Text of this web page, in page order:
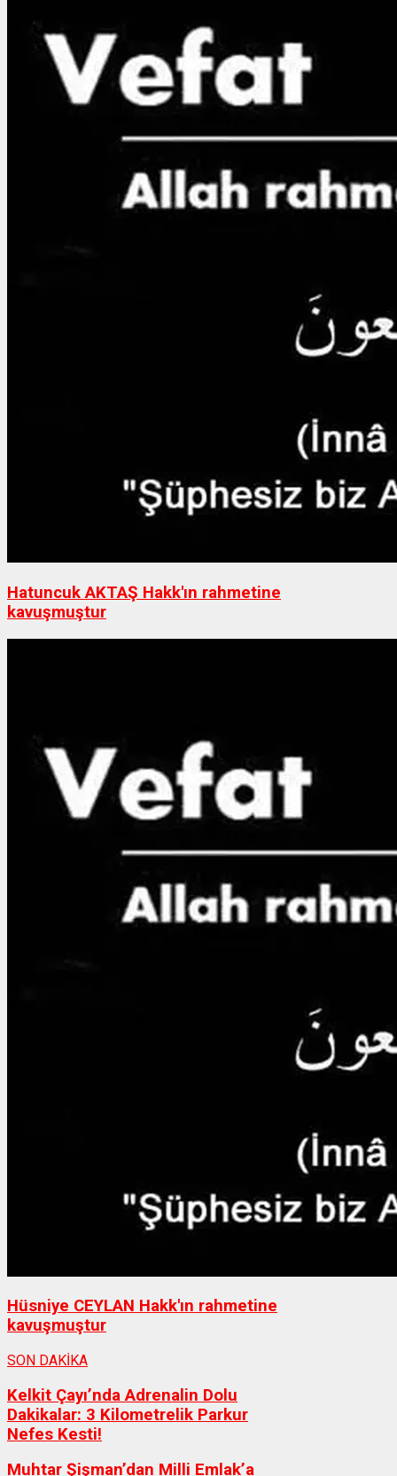
Hatuncuk AKTAŞ Hakk'ın rahmetine
kavuşmuştur
Hüsniye CEYLAN Hakk'ın rahmetine
kavuşmuştur
SON DAKİKA
Kelkit Çayı’nda Adrenalin Dolu
Dakikalar: 3 Kilometrelik Parkur
Nefes Kesti!
Muhtar Şişman’dan Milli Emlak’a